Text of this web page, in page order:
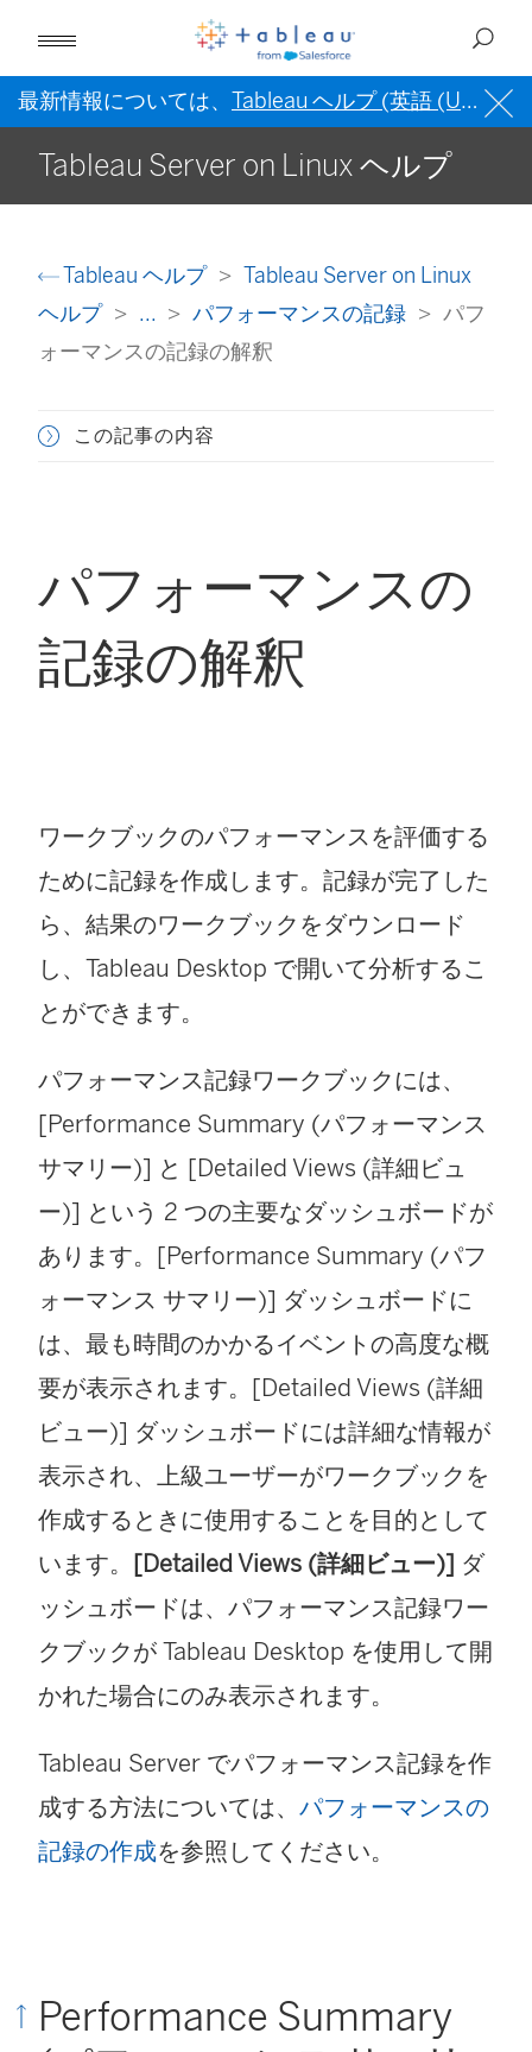
最新情報については、 Tableau ヘルプ (英語 (US)) を
Tableau Server on Linux ヘルプ
Tableau ヘルプ
Tableau Server on Linux
ヘルプ
... パフォーマンスの記録
パフ
ォーマンスの記録の解釈
この記事の内容
パフォーマンスの
記録の解釈
ワークブックのパフォーマンスを評価する
ために記録を作成します。記録が完了した
ら、結果のワークブックをダウンロード
し、 Tableau Desktop で開いて分析するこ
とができます。
パフォーマンス記録ワークブックには、
[Performance Summary (パフォーマンス
サマリー)] と [Detailed Views (詳細ビュ
ー)] という 2 つの主要なダッシュボードが
あります。[Performance Summary (パフ
ォーマンス サマリー)] ダッシュボードに
は、最も時間のかかるイベントの高度な概
要が表示されます。[Detailed Views (詳細
ビュー)] ダッシュボードには詳細な情報が
表示され、上級ユーザーがワークブックを
作成するときに使用することを目的として
います。 [Detailed Views (詳細ビュー)] ダ
ッシュボードは、パフォーマンス記録ワー
クブックが Tableau Desktop を使用して開
かれた場合にのみ表示されます。
Tableau Server でパフォーマンス記録を作
成する方法については、 パフォーマンスの
記録の作成を参照してください。
Performance Summary